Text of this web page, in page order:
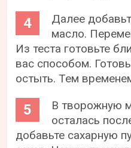
Далее
масло.
Из теста готовьте
вас способом.
остыть. Тем
В творожную
осталась
добавьте сахарную